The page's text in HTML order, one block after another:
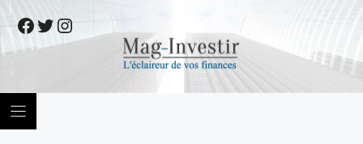
to
content
Facebook
Twitter
Instagram